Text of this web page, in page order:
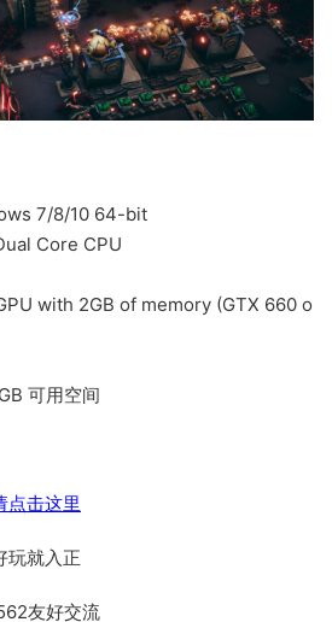
7/8/10 64-bit
Core CPU
with 2GB of memory (GTX 660 o
可用空间
点击这里
玩就入正
友好交流